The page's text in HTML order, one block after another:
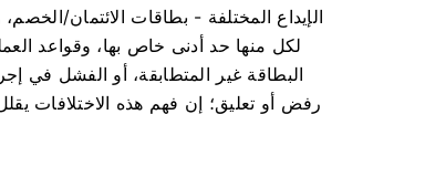
الإيداع المختلفة - بطاقات الائتمان/
لكل منها حد أدنى خاص بها، وقواعد
البطاقة غير المتطابقة، أو الفشل في
رفض أو تعليق؛ إن فهم هذه الاختلافات